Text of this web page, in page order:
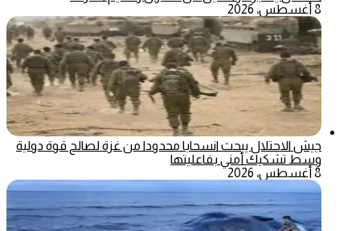
8 أغسطس، 2026
جيش الاحتلال يبحث انسحابا محدودا من غزة لصالح قوة دولية
وسط تشكيك أمني بفاعليتها
8 أغسطس، 2026